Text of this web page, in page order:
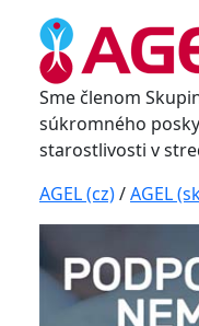
Sme členom
súkromného
starostlivosti v
AGEL (cz)/AGEL